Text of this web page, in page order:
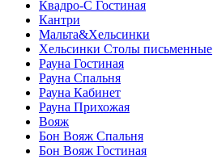
Квадро-С Гостиная
Кантри
Мальта&Хельсинки
Хельсинки Столы письменные
Рауна Гостиная
Рауна Спальня
Рауна Кабинет
Рауна Прихожая
Вояж
Бон Вояж Спальня
Бон Вояж Гостиная